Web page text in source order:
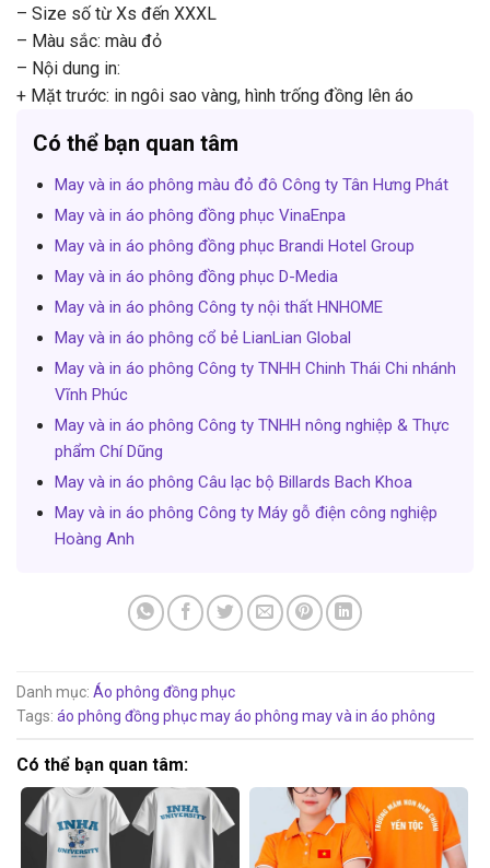
– Size số từ Xs đến XXXL
– Màu sắc: màu đỏ
– Nội dung in:
+ Mặt trước: in ngôi sao vàng, hình trống đồng lên áo
Có thể bạn quan tâm
May và in áo phông màu đỏ đô Công ty Tân Hưng Phát
May và in áo phông đồng phục VinaEnpa
May và in áo phông đồng phục Brandi Hotel Group
May và in áo phông đồng phục D-Media
May và in áo phông Công ty nội thất HNHOME
May và in áo phông cổ bẻ LianLian Global
May và in áo phông Công ty TNHH Chinh Thái Chi nhánh
Vĩnh Phúc
May và in áo phông Công ty TNHH nông nghiệp & Thực
phẩm Chí Dũng
May và in áo phông Câu lạc bộ Billards Bach Khoa
May và in áo phông Công ty Máy gỗ điện công nghiệp
Hoàng Anh
Danh mục: Áo phông đồng phục
Tags: áo phông đồng phụcmay áo phông may và in áo phông
Có thể bạn quan tâm: